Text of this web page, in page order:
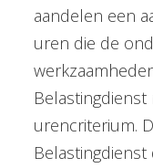
aandelen een
uren die de
urencriterium.